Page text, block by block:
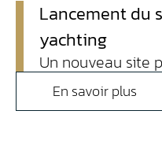
Lancement du
yachting
Un nouveau site
En savoir plus